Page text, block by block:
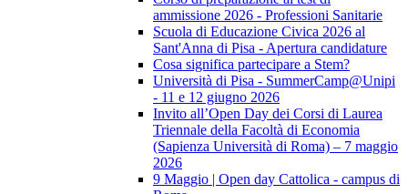
ammissione 2026 - Professioni Sanitarie
Scuola di Educazione Civica 2026 al
Sant'Anna di Pisa - Apertura candidature
Cosa significa partecipare a Stem?
Università di Pisa - SummerCamp@Unipi
- 11 e 12 giugno 2026
Invito all’Open Day dei Corsi di Laurea
Triennale della Facoltà di Economia
(Sapienza Università di Roma) – 7 maggio
2026
9 Maggio | Open day Cattolica - campus di